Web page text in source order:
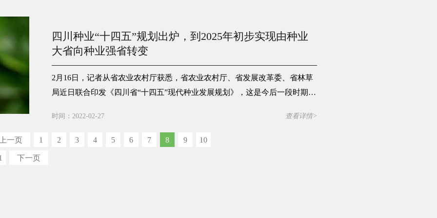
四川种业“十四五”规划出炉，到2025年初步实现由种业
大省向种业强省转变
2月16日，记者从省农业农村厅获悉，省农业农村厅、省发展改革委、省林草
局近日联合印发《四川省“十四五”现代种业发展规划》，这是今后一段时期推
时间：2022-02-27 查看详情>
一页 1 2 3 4 5 6 7 8 9 10
下一页